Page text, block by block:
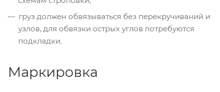
груз должен обвязываться без перекручиваний и
узлов, для обвязки острых углов потребуются
подкладки.
Маркировка